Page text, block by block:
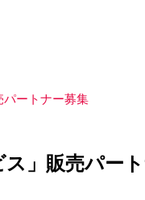
パートナー募集
ス」販売パー